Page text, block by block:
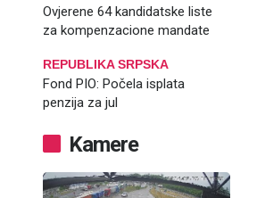
Ovjerene 64 kandidatske liste
za kompenzacione mandate
REPUBLIKA SRPSKA
Fond PIO: Počela isplata
penzija za jul
Kamere